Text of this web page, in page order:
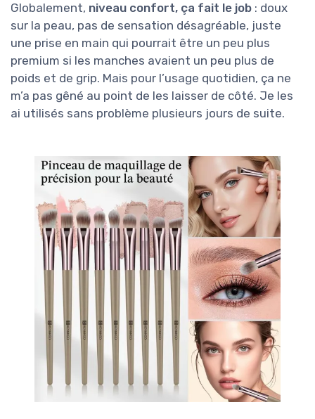
Globalement, niveau confort, ça fait le job : doux
sur la peau, pas de sensation désagréable, juste
une prise en main qui pourrait être un peu plus
premium si les manches avaient un peu plus de
poids et de grip. Mais pour l’usage quotidien, ça ne
m’a pas gêné au point de les laisser de côté. Je les
ai utilisés sans problème plusieurs jours de suite.